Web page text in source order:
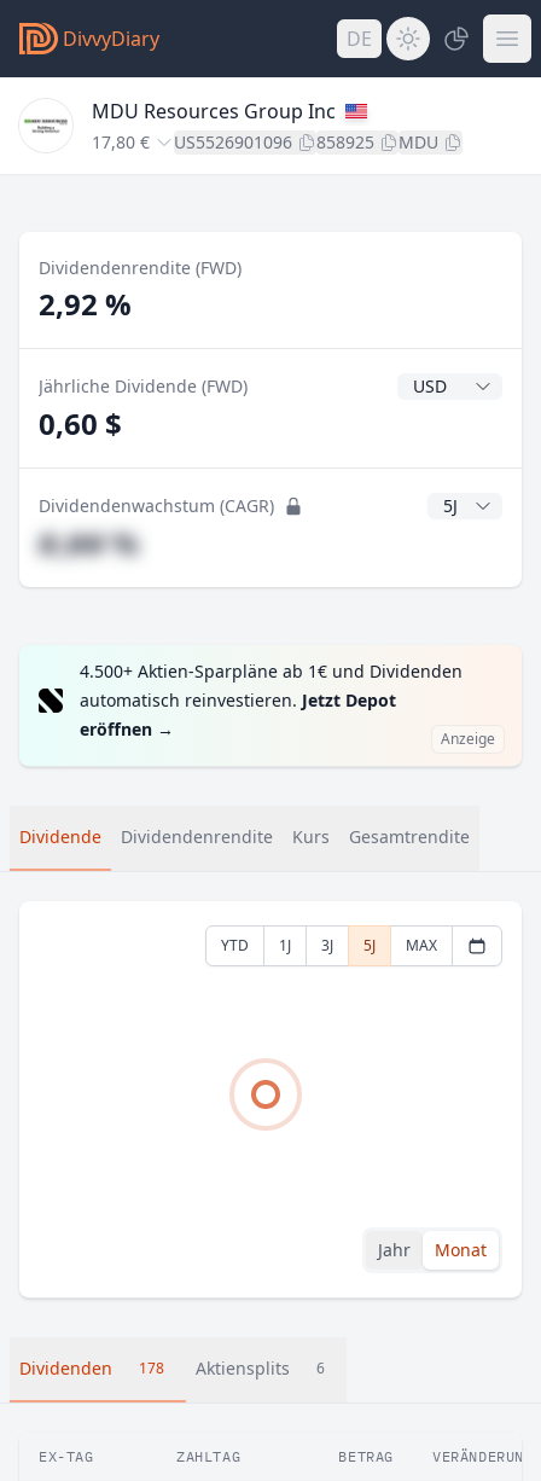
DivvyDiary DE
MDU Resources Group Inc
17,80 € US5526901096 858925 MDU
Dividendenrendite (FWD)
2,92 %
Jährliche Dividende (FWD)
0,60 $
Dividendenwachstum (CAGR) CAGR Jahre
#,## %
4.500+ Aktien-Sparpläne ab 1€ und Dividenden
automatisch reinvestieren. Jetzt Depot
eröffnen → Anzeige
Dividende Dividendenrendite Kurs Gesamtrendite
YTD 1J 3J 5J MAX
Jahr Monat
Dividenden 178 Aktiensplits 6
EX-TAG ZAHLTAG BETRAG VERÄNDERUNG